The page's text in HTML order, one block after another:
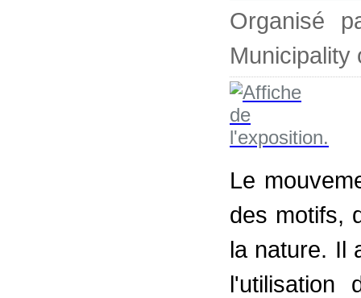
Organisé
Municipality
Le
des motifs,
la nature. Il
l'utilisation